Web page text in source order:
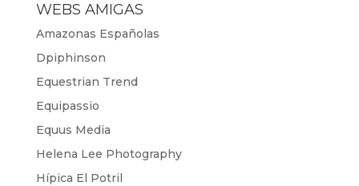
WEBS AMIGAS
Amazonas Españolas
Dpiphinson
Equestrian Trend
Equipassio
Equus Media
Helena Lee Photography
Hípica El Potril